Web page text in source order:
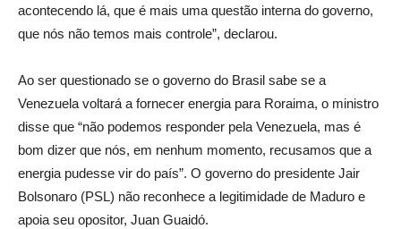
acontecendo lá, que é mais uma questão interna do governo,
que nós não temos mais controle”, declarou.
Ao ser questionado se o governo do Brasil sabe se a
Venezuela voltará a fornecer energia para Roraima, o ministro
disse que “não podemos responder pela Venezuela, mas é
bom dizer que nós, em nenhum momento, recusamos que a
energia pudesse vir do país”. O governo do presidente Jair
Bolsonaro (PSL) não reconhece a legitimidade de Maduro e
apoia seu opositor, Juan Guaidó.